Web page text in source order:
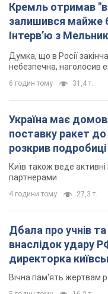
Кремль отримав
залишився майже
Інтерв’ю з
Думка, що в Росії
небезпечна, наголосив
6 годин тому 31,4 т.
Україна має
поставку ракет
розкрив подробиці
Київ також веде
партнерами
4 години тому 27,3 т.
Дбала про учнів
внаслідок удару
директорка
Вічна пам'ять жертвам